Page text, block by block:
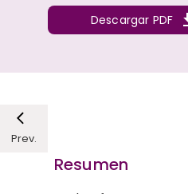
Descargar PDF
Prev.
Resumen